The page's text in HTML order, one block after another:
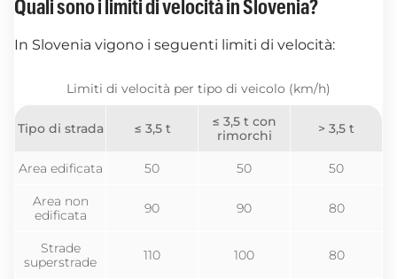
Quali sono i limiti di velocità in Slovenia?
In Slovenia vigono i seguenti limiti di velocità:
Limiti di velocità per tipo di veicolo (km/h)
Tipo di strada ≤ 3,5 t
≤ 3,5 t con
rimorchi
> 3,5 t
Area edificata 50 50 50
Area non
edificata
90 90 80
Strade
superstrade
110 100 80